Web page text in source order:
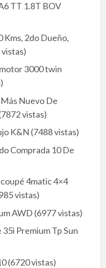
TT 1.8T BOV
Kms, 2do Dueño,
3000 twin
Nuevo De
vistas)
K&N (7488 vistas)
Comprada 10 De
4matic 4×4
vistas)
AWD (6977 vistas)
Premium Tp Sun
(6720 vistas)